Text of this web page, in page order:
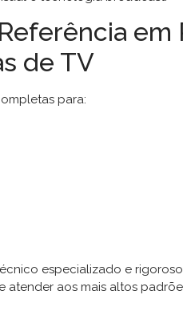
em
de TV
para:
especializado e
atender aos mais altos